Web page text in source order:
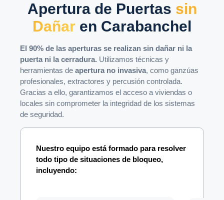
Apertura de Puertas sin
Dañar en Carabanchel
El 90% de las aperturas se realizan sin dañar ni la
puerta ni la cerradura. Utilizamos técnicas y
herramientas deapertura no invasiva, como ganzúas
profesionales, extractores y percusión controlada.
Gracias a ello, garantizamos el acceso a viviendas o
locales sin comprometer la integridad de los sistemas
de seguridad.
Nuestro equipo está formado para resolver
todo tipo de situaciones de bloqueo,
incluyendo: